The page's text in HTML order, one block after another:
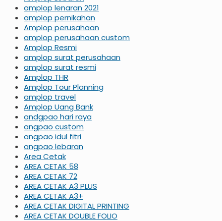
amplop lenaran 2021
amplop pernikahan
Amplop perusahaan
amplop perusahaan custom
Amplop Resmi
amplop surat perusahaan
amplop surat resmi
Amplop THR
Amplop Tour Planning
amplop travel
Amplop Uang Bank
andgpao hari raya
angpao custom
angpao idul fitri
angpao lebaran
Area Cetak
AREA CETAK 58
AREA CETAK 72
AREA CETAK A3 PLUS
AREA CETAK A3+
AREA CETAK DIGITAL PRINTING
AREA CETAK DOUBLE FOLIO